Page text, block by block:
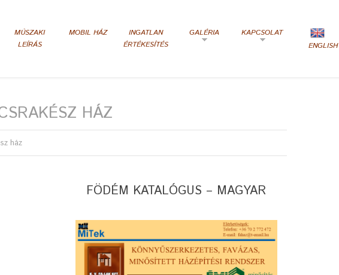
MÚSZAKI
LEÍRÁS
MOBIL HÁZ
INGATLAN
ÉRTÉKESÍTÉS
GALÉRIA
KAPCSOLAT
ENGLISH
HÁZ
ház
FÖDÉM KATALÓGUS – MAGYAR